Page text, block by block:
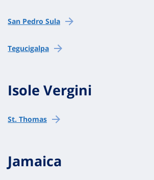
San Pedro Sula
Tegucigalpa
Isole Vergini
St. Thomas
Jamaica